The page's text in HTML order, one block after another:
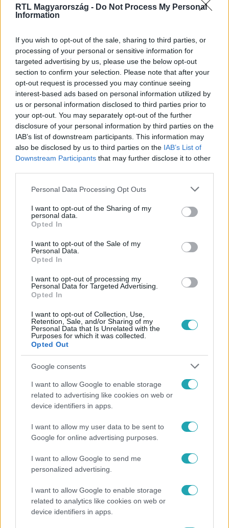
RTL Magyarország - Do Not Process My Personal
Information
If you wish to opt-out of the sale, sharing to third parties, or
processing of your personal or sensitive information for
targeted advertising by us, please use the below opt-out
section to confirm your selection. Please note that after your
opt-out request is processed you may continue seeing
interest-based ads based on personal information utilized by
us or personal information disclosed to third parties prior to
your opt-out. You may separately opt-out of the further
disclosure of your personal information by third parties on the
IAB’s list of downstream participants. This information may
also be disclosed by us to third parties on the IAB’s List of
Downstream Participants that may further disclose it to other
Please note that this website/app uses one or more Google
not limited to your visit or usage behaviour. You may click to
grant or deny consent to Google and its third-party tags to
use your data for below specified purposes in below Google
consent section.
Personal Data Processing Opt Outs
I want to opt-out of the Sharing of my
personal data.
Opted In
I want to opt-out of the Sale of my
Personal Data.
Opted In
I want to opt-out of processing my
Personal Data for Targeted Advertising.
Opted In
I want to opt-out of Collection, Use,
Retention, Sale, and/or Sharing of my
Personal Data that Is Unrelated with the
Purposes for which it was collected.
Opted Out
Google consents
I want to allow Google to enable storage
related to advertising like cookies on web or
device identifiers in apps.
I want to allow my user data to be sent to
Google for online advertising purposes.
I want to allow Google to send me
personalized advertising.
I want to allow Google to enable storage
related to analytics like cookies on web or
device identifiers in apps.
Kövess minket, és értesülj a friss hírekről a
Facebookon is!
Követem
KULTÚRA #TIM ROBBINS #MORGAN FREEMAN
DEBRECEN
SZÍNHÁZ #ROBERT ALTMAN #OSCAR-DÍJ
HOWARD THE DUCK
Népszerű